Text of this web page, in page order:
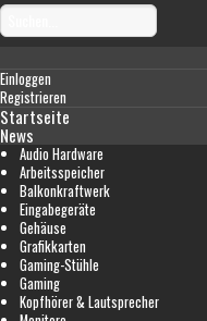
Einloggen
Registrieren
Startseite
News
Audio Hardware
Arbeitsspeicher
Balkonkraftwerk
Eingabegeräte
Gehäuse
Grafikkarten
Gaming-Stühle
Gaming
Kopfhörer & Lautsprecher